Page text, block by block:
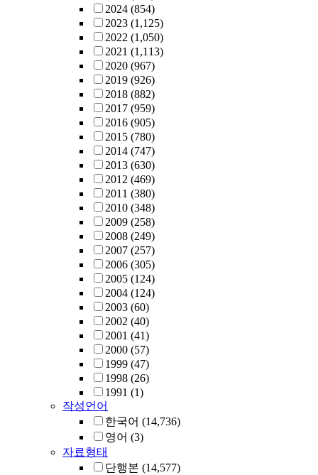
2024 (854)
2023 (1,125)
2022 (1,050)
2021 (1,113)
2020 (967)
2019 (926)
2018 (882)
2017 (959)
2016 (905)
2015 (780)
2014 (747)
2013 (630)
2012 (469)
2011 (380)
2010 (348)
2009 (258)
2008 (249)
2007 (257)
2006 (305)
2005 (124)
2004 (124)
2003 (60)
2002 (40)
2001 (41)
2000 (57)
1999 (47)
1998 (26)
1991 (1)
작성언어
한국어 (14,736)
영어 (3)
자료형태
단행본 (14,577)